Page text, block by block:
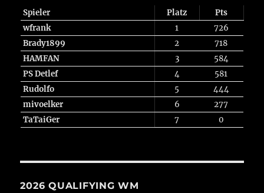
Spieler Platz
Pts
wfrank
1
726
Brady1899
2
718
HAMFAN
3
584
PS Detlef
4
581
Rudolfo
5
444
mivoelker
6
277
TaTaiGer
7 0
2026 QUALIFYING WM